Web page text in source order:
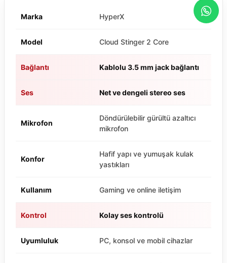
Marka HyperX
Model Cloud Stinger 2 Core
Bağlantı Kablolu 3.5 mm jack bağlantı
Ses Net ve dengeli stereo ses
Mikrofon
Döndürülebilir gürültü azaltıcı
mikrofon
Konfor
Hafif yapı ve yumuşak kulak
yastıkları
Kullanım Gaming ve online iletişim
Kontrol Kolay ses kontrolü
Uyumluluk PC, konsol ve mobil cihazlar